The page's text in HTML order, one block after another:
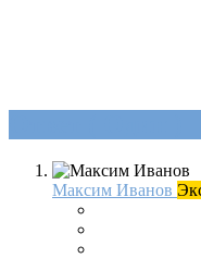
Максим Иванов